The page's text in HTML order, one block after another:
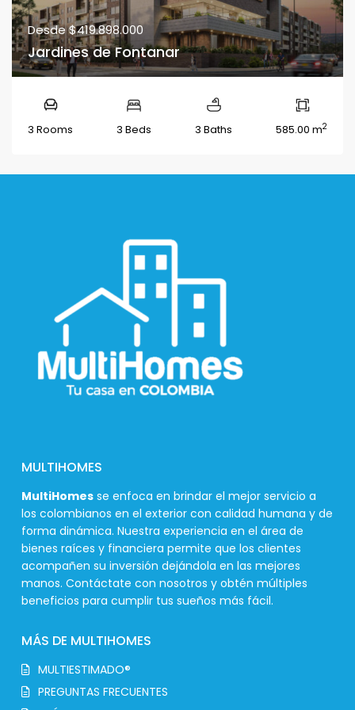
Desde$419.898.000
Jardines de Fontanar
3 Rooms 3 Beds 3 Baths 585.00 m2
MULTIHOMES
MultiHomes se enfoca en brindar el mejor servicio a
los colombianos en el exterior con calidad humana y de
forma dinámica. Nuestra experiencia en el área de
bienes raíces y financiera permite que los clientes
acompañen su inversión dejándola en las mejores
manos. Contáctate con nosotros y obtén múltiples
beneficios para cumplir tus sueños más fácil.
MÁS DE MULTIHOMES
MULTIESTIMADO®
PREGUNTAS FRECUENTES